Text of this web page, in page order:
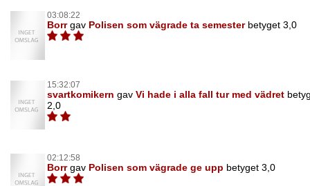
03:08:22
Borrgav Polisen som vägrade ta semester betyget 3,0
15:32:07
svartkomikern gav Vi hade i alla fall tur med vädret
2,0
02:12:58
Borrgav Polisen som vägrade ge upp betyget 3,0